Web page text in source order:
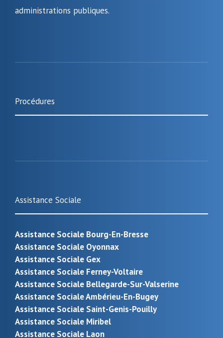
administrations publiques.
Procédures
Assistance Sociale
Assistance Sociale Bourg-En-Bresse
Assistance Sociale Oyonnax
Assistance Sociale Gex
Assistance Sociale Ferney-Voltaire
Assistance Sociale Bellegarde-Sur-Valserine
Assistance Sociale Ambérieu-En-Bugey
Assistance Sociale Saint-Genis-Pouilly
Assistance Sociale Miribel
Assistance Sociale Laon